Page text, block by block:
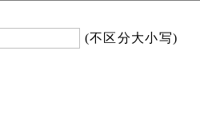
(不区分大小写)